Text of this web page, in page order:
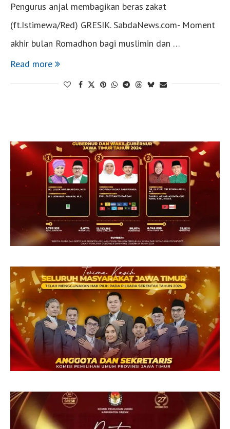
Pengurus anjal membagikan beras zakat
(ft.Istimewa/Red) GRESIK. SabdaNews.com- Moment
akhir bulan Romadhon bagi muslimin dan …
Read more